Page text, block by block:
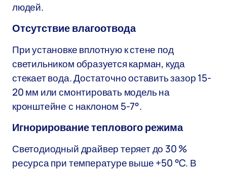
людей.
Отсутствие влагоотвода
При установке вплотную к стене под
светильником образуется карман, куда
стекает вода. Достаточно оставить зазор 15-
20 мм или смонтировать модель на
кронштейне с наклоном 5-7°.
Игнорирование теплового режима
Светодиодный драйвер теряет до 30 %
ресурса при температуре выше +50 °C. В